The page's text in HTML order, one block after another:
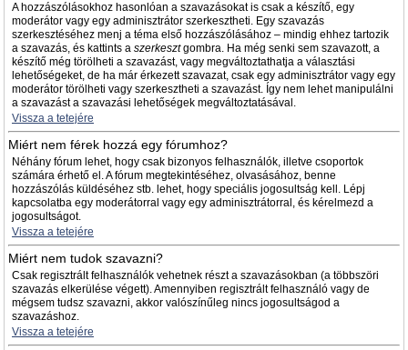
A hozzászólásokhoz hasonlóan a szavazásokat is csak a készítő, egy
moderátor vagy egy adminisztrátor szerkesztheti. Egy szavazás
szerkesztéséhez menj a téma első hozzászólásához – mindig ehhez tartozik
a szavazás, és kattints a szerkesztgombra. Ha még senki sem szavazott, a
készítő még törölheti a szavazást, vagy megváltoztathatja a választási
lehetőségeket, de ha már érkezett szavazat, csak egy adminisztrátor vagy egy
moderátor törölheti vagy szerkesztheti a szavazást. Így nem lehet manipulálni
a szavazást a szavazási lehetőségek megváltoztatásával.
Vissza a tetejére
Miért nem férek hozzá egy fórumhoz?
Néhány fórum lehet, hogy csak bizonyos felhasználók, illetve csoportok
számára érhető el. A fórum megtekintéséhez, olvasásához, benne
hozzászólás küldéséhez stb. lehet, hogy speciális jogosultság kell. Lépj
kapcsolatba egy moderátorral vagy egy adminisztrátorral, és kérelmezd a
jogosultságot.
Vissza a tetejére
Miért nem tudok szavazni?
Csak regisztrált felhasználók vehetnek részt a szavazásokban (a többszöri
szavazás elkerülése végett). Amennyiben regisztrált felhasználó vagy de
mégsem tudsz szavazni, akkor valószínűleg nincs jogosultságod a
szavazáshoz.
Vissza a tetejére